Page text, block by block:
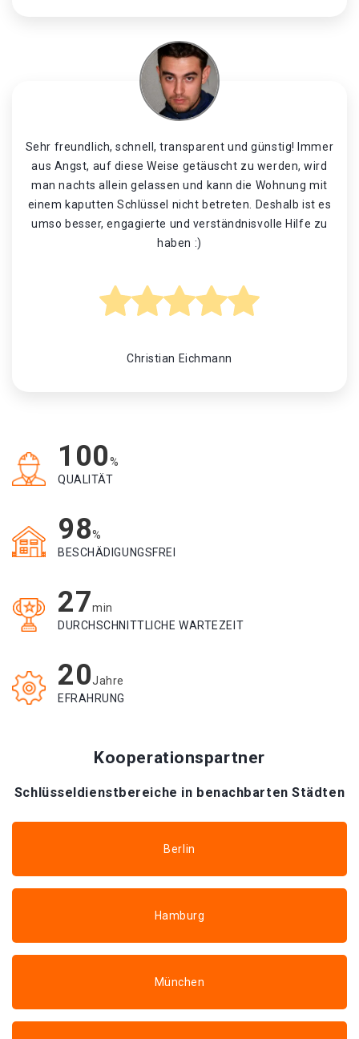
Sehr freundlich, schnell, transparent und günstig! Immer
aus Angst, auf diese Weise getäuscht zu werden, wird
man nachts allein gelassen und kann die Wohnung mit
einem kaputten Schlüssel nicht betreten. Deshalb ist es
umso besser, engagierte und verständnisvolle Hilfe zu
haben :)
Christian Eichmann
100%
QUALITÄT
98%
BESCHÄDIGUNGSFREI
27min
DURCHSCHNITTLICHE WARTEZEIT
20Jahre
EFRAHRUNG
Kooperationspartner
Schlüsseldienstbereiche in benachbarten Städten
Berlin
Hamburg
München